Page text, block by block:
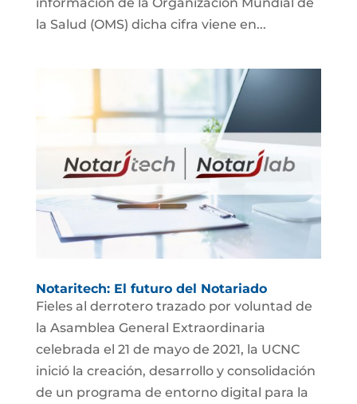
la Salud (OMS) dicha cifra viene en...
Notaritech: El futuro del Notariado
Fieles al derrotero trazado por voluntad de
la Asamblea General Extraordinaria
celebrada el 21 de mayo de 2021, la UCNC
inició la creación, desarrollo y consolidación
de un programa de entorno digital para la